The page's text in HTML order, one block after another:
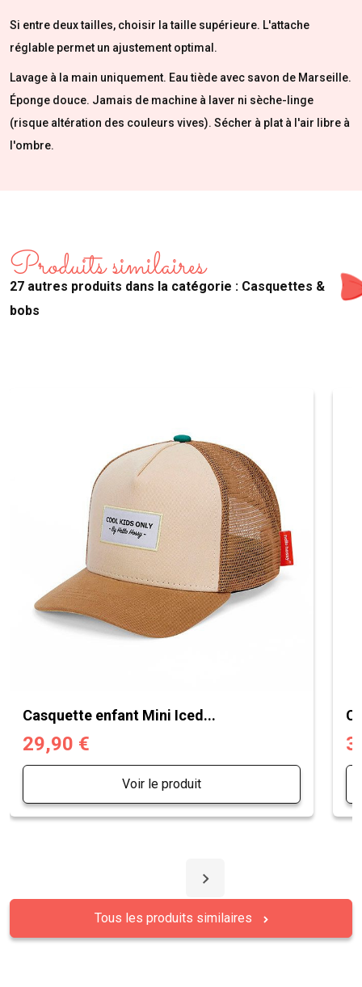
Si entre deux tailles, choisir la taille supérieure. L'attache
réglable permet un ajustement optimal.
Lavage à la main uniquement. Eau tiède avec savon de Marseille.
Éponge douce. Jamais de machine à laver ni sèche-linge
(risque altération des couleurs vives). Sécher à plat à l'air libre à
l'ombre.
Produits similaires
27 autres produits dans la catégorie : Casquettes &
bobs
Casquette enfant Mini Iced...
29,90 €
Voir le produit
Tous les produits similaires